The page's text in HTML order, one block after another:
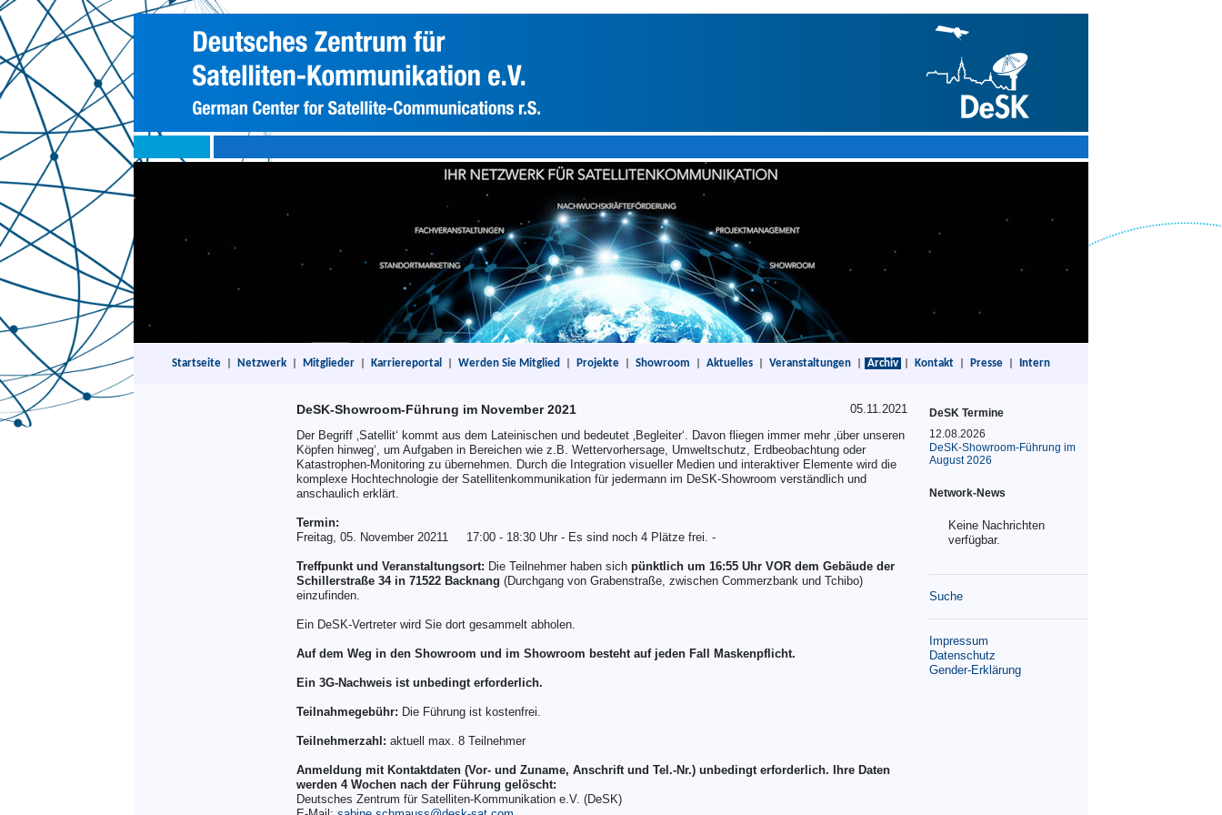
Startseite Netzwerk Mitglieder Karriereportal Werden Sie Mitglied Projekte Showroom Aktuelles Veranstaltungen Archiv Kontakt Presse Intern
DeSK-Showroom-Führung im November 2021
05.11.2021
Der Begriff ‚Satellit‘ kommt aus dem Lateinischen und bedeutet ‚Begleiter‘. Davon fliegen immer mehr ‚über unseren
Köpfen hinweg‘, um Aufgaben in Bereichen wie z.B. Wettervorhersage, Umweltschutz, Erdbeobachtung oder
Katastrophen-Monitoring zu übernehmen. Durch die Integration visueller Medien und interaktiver Elemente wird die
komplexe Hochtechnologie der Satellitenkommunikation für jedermann im DeSK-Showroom verständlich und
anschaulich erklärt.
Termin:
Freitag, 05. November 20211 17:00 - 18:30 Uhr - Es sind noch 4 Plätze frei. -
Treffpunkt und Veranstaltungsort: Die Teilnehmer haben sich pünktlich um 16:55 Uhr VOR dem Gebäude der
Schillerstraße 34 in 71522 Backnang (Durchgang von Grabenstraße, zwischen Commerzbank und Tchibo)
einzufinden.
Ein DeSK-Vertreter wird Sie dort gesammelt abholen.
Auf dem Weg in den Showroom und im Showroom besteht auf jeden Fall Maskenpflicht.
Ein 3G-Nachweis ist unbedingt erforderlich.
Teilnahmegebühr: Die Führung ist kostenfrei.
Teilnehmerzahl: aktuell max. 8 Teilnehmer
Anmeldung mit Kontaktdaten (Vor- und Zuname, Anschrift und Tel.-Nr.) unbedingt erforderlich. Ihre Daten
werden 4 Wochen nach der Führung gelöscht:
Deutsches Zentrum für Satelliten-Kommunikation e.V. (DeSK)
DeSK Termine
12.08.2026
DeSK-Showroom-Führung im
August 2026
Network-News
Keine Nachrichten
verfügbar.
Suche
Impressum
Datenschutz
Gender-Erklärung